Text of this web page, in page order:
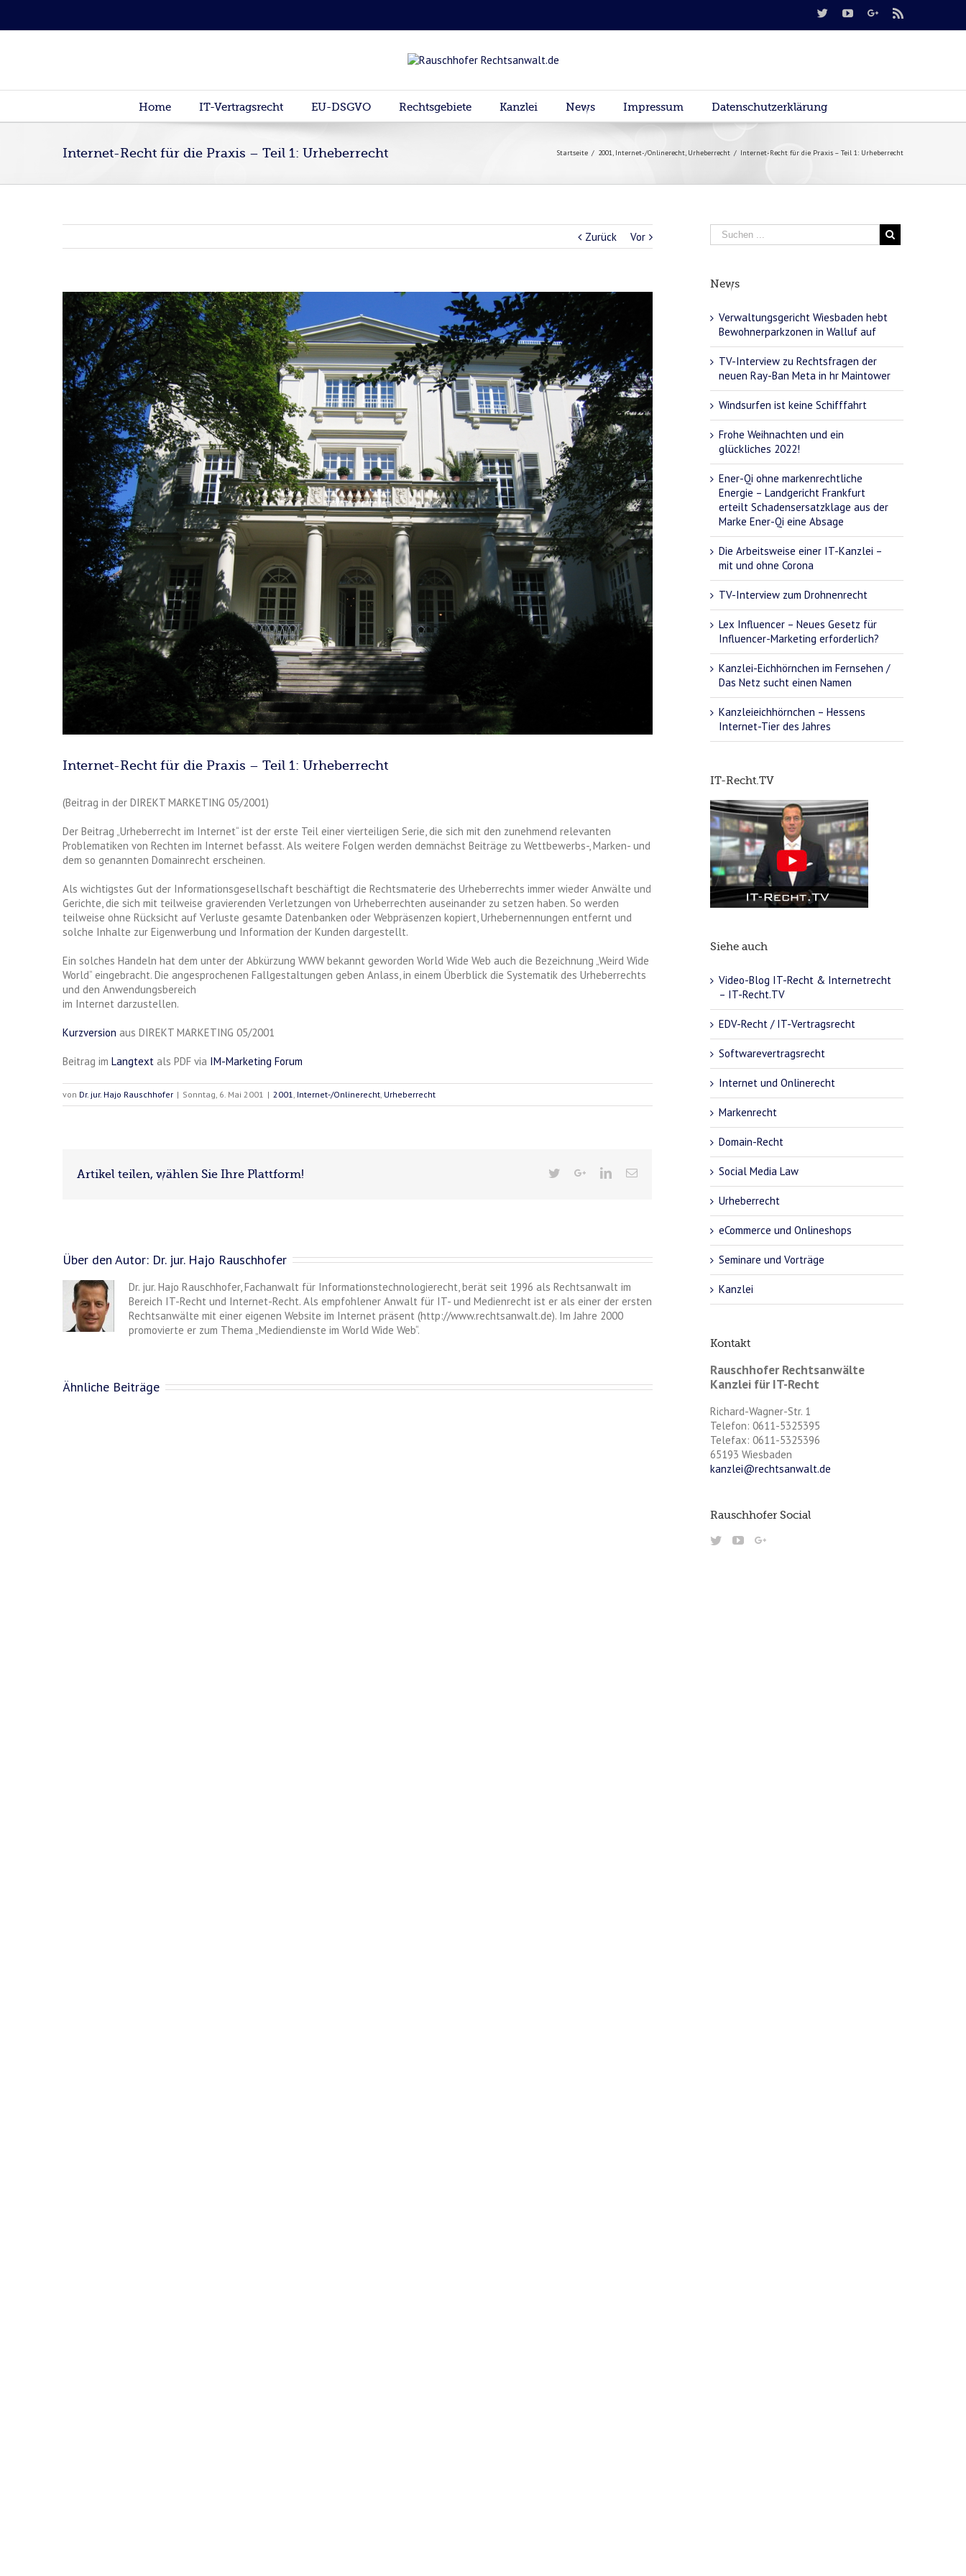
Home IT-Vertragsrecht EU-DSGVO Rechtsgebiete Kanzlei News Impressum Datenschutzerklärung
Internet-Recht für die Praxis – Teil 1: Urheberrecht Startseite / 2001, Internet-/Onlinerecht, Urheberrecht / Internet-Recht für die Praxis – Teil 1: Urheberrecht
Zurück Vor
Internet-Recht für die Praxis – Teil 1: Urheberrecht
(Beitrag in der DIREKT MARKETING 05/2001)
Der Beitrag „Urheberrecht im Internet“ ist der erste Teil einer vierteiligen Serie, die sich mit den zunehmend relevanten
Problematiken von Rechten im Internet befasst. Als weitere Folgen werden demnächst Beiträge zu Wettbewerbs-, Marken- und
dem so genannten Domainrecht erscheinen.
Als wichtigstes Gut der Informationsgesellschaft beschäftigt die Rechtsmaterie des Urheberrechts immer wieder Anwälte und
Gerichte, die sich mit teilweise gravierenden Verletzungen von Urheberrechten auseinander zu setzen haben. So werden
teilweise ohne Rücksicht auf Verluste gesamte Datenbanken oder Webpräsenzen kopiert, Urhebernennungen entfernt und
solche Inhalte zur Eigenwerbung und Information der Kunden dargestellt.
Ein solches Handeln hat dem unter der Abkürzung WWW bekannt geworden World Wide Web auch die Bezeichnung „Weird Wide
World“ eingebracht. Die angesprochenen Fallgestaltungen geben Anlass, in einem Überblick die Systematik des Urheberrechts
und den Anwendungsbereich
im Internet darzustellen.
Kurzversion aus DIREKT MARKETING 05/2001
Beitrag im Langtext als PDF via IM-Marketing Forum
von Dr. jur. Hajo Rauschhofer | Sonntag, 6. Mai 2001 | 2001 Internet-/Onlinerecht Urheberrecht
Artikel teilen, wählen Sie Ihre Plattform!
Über den Autor: Dr. jur. Hajo Rauschhofer
Dr. jur. Hajo Rauschhofer, Fachanwalt für Informationstechnologierecht, berät seit 1996 als Rechtsanwalt im
Bereich IT-Recht und Internet-Recht. Als empfohlener Anwalt für IT- und Medienrecht ist er als einer der ersten
Rechtsanwälte mit einer eigenen Website im Internet präsent (http://www.rechtsanwalt.de). Im Jahre 2000
promovierte er zum Thema „Mediendienste im World Wide Web“.
Ähnliche Beiträge
News
Verwaltungsgericht Wiesbaden hebt
Bewohnerparkzonen in Walluf auf
TV-Interview zu Rechtsfragen der
neuen Ray-Ban Meta in hr Maintower
Windsurfen ist keine Schifffahrt
Frohe Weihnachten und ein
glückliches 2022!
Ener-Qi ohne markenrechtliche
Energie – Landgericht Frankfurt
erteilt Schadensersatzklage aus der
Marke Ener-Qi eine Absage
Die Arbeitsweise einer IT-Kanzlei –
mit und ohne Corona
TV-Interview zum Drohnenrecht
Lex Influencer – Neues Gesetz für
Influencer-Marketing erforderlich?
Kanzlei-Eichhörnchen im Fernsehen /
Das Netz sucht einen Namen
Kanzleieichhörnchen – Hessens
Internet-Tier des Jahres
IT-Recht.TV
Siehe auch
Video-Blog IT-Recht & Internetrecht
– IT-Recht.TV
EDV-Recht / IT-Vertragsrecht
Softwarevertragsrecht
Internet und Onlinerecht
Markenrecht
Domain-Recht
Social Media Law
Urheberrecht
eCommerce und Onlineshops
Seminare und Vorträge
Kanzlei
Kontakt
Rauschhofer Rechtsanwälte
Kanzlei für IT-Recht
Richard-Wagner-Str. 1
Telefon: 0611-5325395
Telefax: 0611-5325396
65193 Wiesbaden
kanzlei@rechtsanwalt.de
Rauschhofer Social